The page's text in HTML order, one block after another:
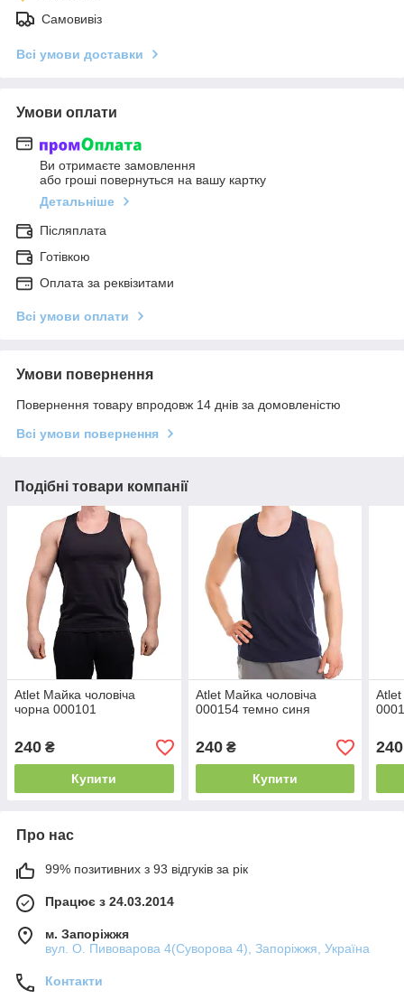
Самовивіз
Всі умови доставки
Умови оплати
Ви отримаєте замовлення
або гроші повернуться на вашу картку
Детальніше
Післяплата
Готівкою
Оплата за реквізитами
Всі умови оплати
Умови повернення
Повернення товару впродовж 14 днів за домовленістю
Всі умови повернення
Подібні товари компанії
Atlet Майка чоловіча
чорна 000101
240 ₴
Купити
Atlet Майка чоловіча
000154 темно синя
240₴
Купити
Atlet
240
Про нас
99% позитивних з 93 відгуків за рік
Працює з 24.03.2014
м. Запоріжжя
вул. О. Пивоварова 4(Суворова 4), Запоріжжя, Україна
Контакти